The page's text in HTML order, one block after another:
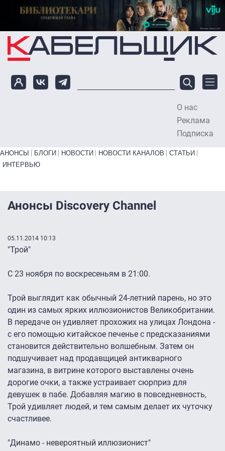
Перейти к основному содержанию
О нас
Реклама
Подписка
Primary links bottom
АНОНСЫ БЛОГИ НОВОСТИ НОВОСТИ КАНАЛОВ
СТАТЬИ
ИНТЕРВЬЮ
Анонсы Discovery Channel
05.11.2014 10:13
"Трой"
С 23 ноября по воскресеньям в 21:00.
Трой выглядит как обычный 24-летний парень, но это
один из самых ярких иллюзионистов Великобритании.
В передаче он удивляет прохожих на улицах Лондона -
с его помощью китайское печенье с предсказаниями
становится действительно волшебным. Затем он
подшучивает над продавщицей антикварного
магазина, в витрине которого выставлены очень
дорогие очки, а также устраивает сюрприз для
девушек в пабе. Добавляя магию в повседневность,
Трой удивляет людей, и тем самым делает их чуточку
счастливее.
"Динамо - невероятный иллюзионист"